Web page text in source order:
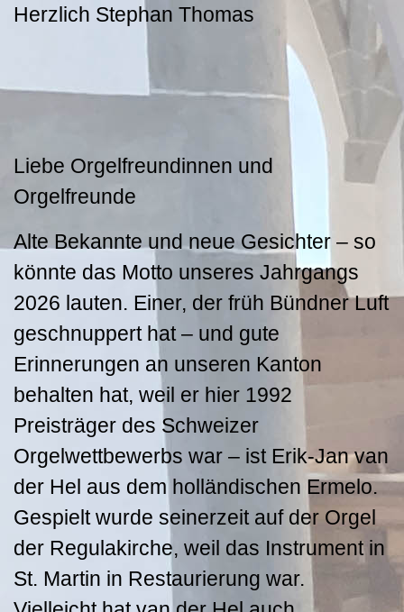
Herzlich Stephan Thomas
Liebe Orgelfreundinnen und
Orgelfreunde
Alte Bekannte und neue Gesichter – so
könnte das Motto unseres Jahrgangs
2026 lauten. Einer, der früh Bündner Luft
geschnuppert hat – und gute
Erinnerungen an unseren Kanton
behalten hat, weil er hier 1992
Preisträger des Schweizer
Orgelwettbewerbs war – ist Erik-Jan van
der Hel aus dem holländischen Ermelo.
Gespielt wurde seinerzeit auf der Orgel
der Regulakirche, weil das Instrument in
St. Martin in Restaurierung war.